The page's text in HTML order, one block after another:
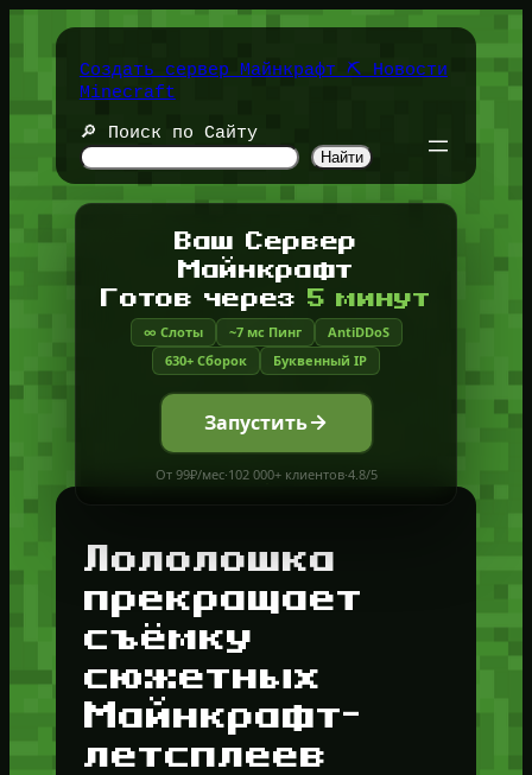
содержимомуСоздать сервер Майнкрафт ⛏️ Новости
Minecraft
🔎 Поиск по Сайту
Найти
Ваш Сервер
Майнкрафт
Готов через 5 минут
∞ Слоты ~7 мс Пинг
AntiDDoS
630+ Сборок
Буквенный IP
Запустить
От 99₽/мес·102 000+ клиентов·4.8/5
Лололошка
прекращает
съёмку
сюжетных
Майнкрафт-
летсплеев